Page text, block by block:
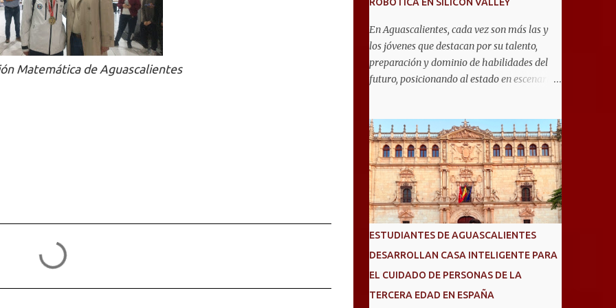
Matemática de Aguascalientes
En Aguascalientes, cada vez son más las y
los jóvenes que destacan por su talento,
preparación y dominio de habilidades del
futuro, posicionando al estado en escenarios
General No. 6, que clasificó a la competencia
internacional RoboRAVE 2026, a realizarse
en julio en Silicon Valley, California, donde
competirán con jóvenes de todo el mundo. Su
pase lo obtuvieron en RoboRAVE México
2025, en Puerto Vallarta, tras destacar por su
precisión, creatividad y habilidades en
trabajo en equipo. Divididos en cinco
equipos, participarán en la categoría Fast
Bot, en la que robots diseñados por ellos
ESTUDIANTES DE AGUASCALIENTES
DESARROLLAN CASA INTELIGENTE PARA
EL CUIDADO DE PERSONAS DE LA
TERCERA EDAD EN ESPAÑA